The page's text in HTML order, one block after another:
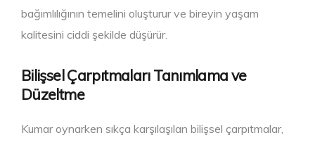
bağımlılığının temelini oluşturur ve bireyin yaşam
kalitesini ciddi şekilde düşürür.
Bilişsel Çarpıtmaları Tanımlama ve
Düzeltme
Kumar oynarken sıkça karşılaşılan bilişsel çarpıtmalar,